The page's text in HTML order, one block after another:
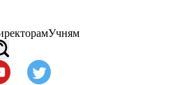
Учням